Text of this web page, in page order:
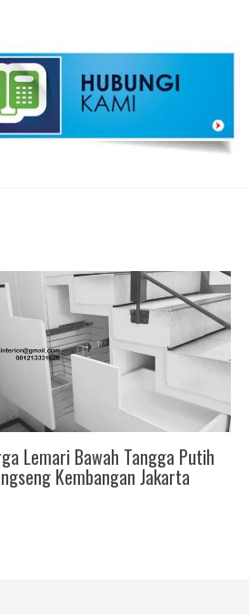
Lemari Bawah Tangga Putih
Kembangan Jakarta